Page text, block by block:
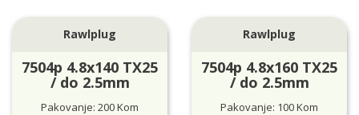
Rawlplug
7504p 4.8x140 TX25
/ do 2.5mm
Pakovanje: 200 Kom
Rawlplug
7504p 4.8x160 TX25
/ do 2.5mm
Pakovanje: 100 Kom